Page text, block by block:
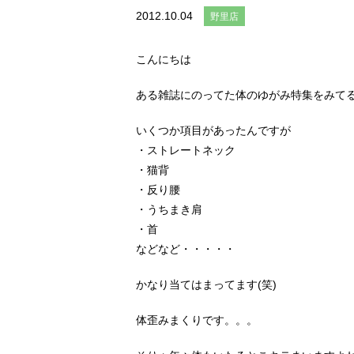
2012.10.04 野里店
こんにちは
ある雑誌にのってた体のゆがみ特集をみて
いくつか項目があったんですが
・ストレートネック
・猫背
・反り腰
・うちまき肩
・首
などなど・・・・・
かなり当てはまってます(笑)
体歪みまくりです。。。